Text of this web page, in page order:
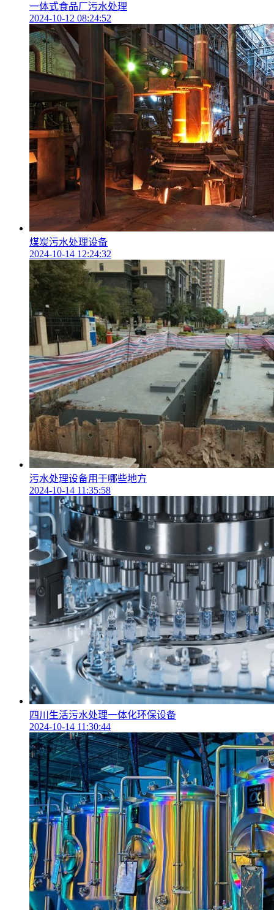
一体式食品厂污水处理
2024-10-12 08:24:52
煤炭污水处理设备
2024-10-14 12:24:32
污水处理设备用于哪些地方
2024-10-14 11:35:58
四川生活污水处理一体化环保设备
2024-10-14 11:30:44